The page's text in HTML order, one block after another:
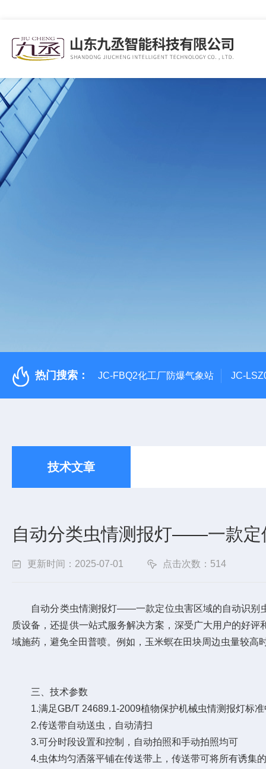
热门搜索： JC-FBQ2化工厂防爆气象站 JC-
技术文章
自动分类虫情测报灯——一款定
更新时间：2025-07-01 点击次数：514
自动分类虫情测报灯——一款定位虫害区域的自动识别虫
质设备，还提供一站式服务解决方案，深受广大用户的好
域施药，避免全田普喷。例如，玉米螟在田块周边虫量较高
三、技术参数
1.满足GB/T 24689.1-2009植物保护机械虫情测报灯标准
2.传送带自动送虫，自动清扫
3.可分时段设置和控制，自动拍照和手动拍照均可
4.虫体均匀洒落平铺在传送带上，传送带可将所有诱集的